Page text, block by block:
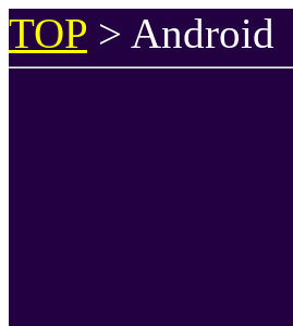
TOP > Android